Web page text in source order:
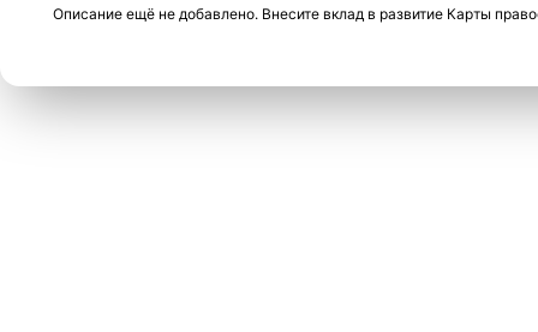
Описание ещё не добавлено. Внесите вклад в развитие Карты